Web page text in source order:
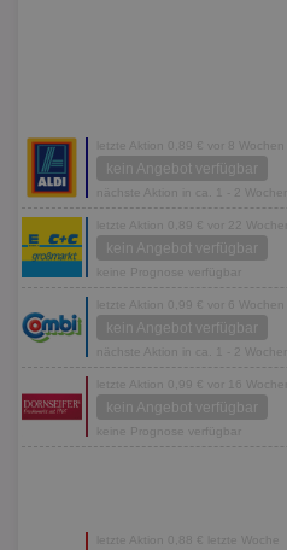
letzte Aktion 0,89 € vor 8 Wochen
kein Angebot verfügbar
nächste Aktion in ca. 1 - 2 Wochen
letzte Aktion 0,89 € vor 22 Wochen
kein Angebot verfügbar
keine Prognose verfügbar
letzte Aktion 0,99 € vor 6 Wochen
kein Angebot verfügbar
nächste Aktion in ca. 1 - 2 Wochen
letzte Aktion 0,99 € vor 16 Wochen
kein Angebot verfügbar
keine Prognose verfügbar
letzte Aktion 0,88 € letzte Woche